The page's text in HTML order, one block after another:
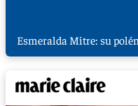
Esmeralda Mitre: su